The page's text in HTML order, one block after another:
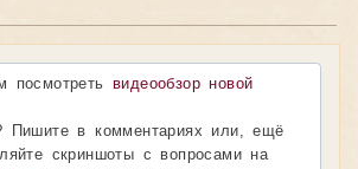
посмотретьвидеообзор новой
Пишите в комментариях или, ещё
скриншоты с вопросами на